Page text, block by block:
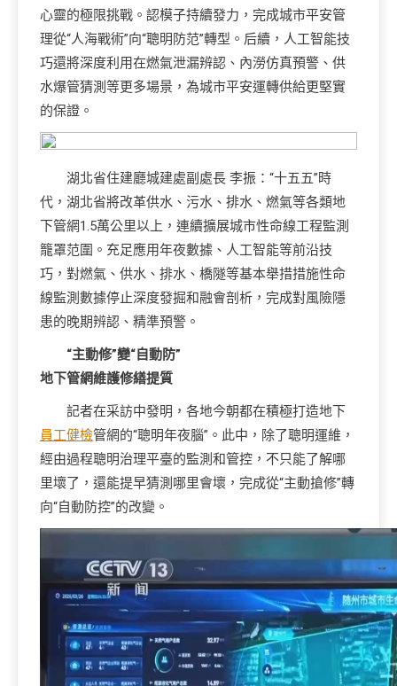
心靈的極限挑戰。認模子持續發力，完成城市平安管
理從“人海戰術”向“聰明防范”轉型。后續，人工智能技
巧還將深度利用在燃氣泄漏辨認、內澇仿真預警、供
水爆管猜測等更多場景，為城市平安運轉供給更堅實
的保證。
湖北省住建廳城建處副處長 李振：“十五五”時
代，湖北省將改革供水、污水、排水、燃氣等各類地
下管網1.5萬公里以上，連續擴展城市性命線工程監測
籠罩范圍。充足應用年夜數據、人工智能等前沿技
巧，對燃氣、供水、排水、橋隧等基本舉措措施性命
線監測數據停止深度發掘和融會剖析，完成對風險隱
患的晚期辨認、精準預警。
“主動修”變“自動防”
地下管網維護修繕提質
記者在采訪中發明，各地今朝都在積極打造地下
員工健檢管網的“聰明年夜腦”。此中，除了聰明運維，
經由過程聰明治理平臺的監測和管控，不只能了解哪
里壞了，還能提早猜測哪里會壞，完成從“主動搶修”轉
向“自動防控”的改變。